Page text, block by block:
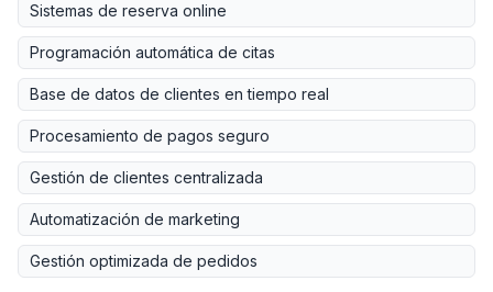
Sistemas de reserva online
Programación automática de citas
Base de datos de clientes en tiempo real
Procesamiento de pagos seguro
Gestión de clientes centralizada
Automatización de marketing
Gestión optimizada de pedidos